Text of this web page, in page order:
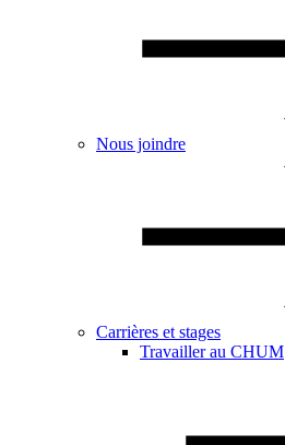
Nous joindre
Carrières et stages
Travailler au CHUM